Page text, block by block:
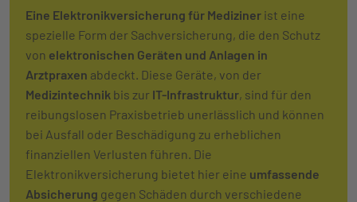
Eine Elektronikversicherung für Mediziner ist eine
spezielle Form der Sachversicherung, die den Schutz
von elektronischen Geräten und Anlagen in
Arztpraxen abdeckt. Diese Geräte, von der
Medizintechnik bis zur IT-Infrastruktur, sind für den
reibungslosen Praxisbetrieb unerlässlich und können
bei Ausfall oder Beschädigung zu erheblichen
finanziellen Verlusten führen. Die
Elektronikversicherung bietet hier eine umfassende
Absicherung gegen Schäden durch verschiedene